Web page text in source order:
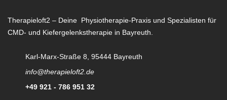
Therapieloft2 – Deine Physiotherapie-Praxis und Spezialisten für
CMD- und Kiefergelenkstherapie in Bayreuth.
Karl-Marx-Straße 8, 95444 Bayreuth
info@therapieloft2.de
+49 921 - 786 951 32